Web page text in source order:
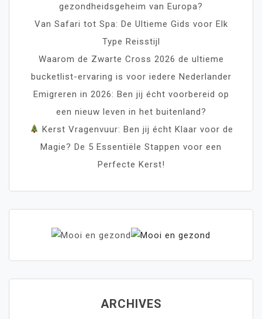
gezondheidsgeheim van Europa?
Van Safari tot Spa: De Ultieme Gids voor Elk
Type Reisstijl
Waarom de Zwarte Cross 2026 de ultieme
bucketlist-ervaring is voor iedere Nederlander
Emigreren in 2026: Ben jij écht voorbereid op
een nieuw leven in het buitenland?
Kerst Vragenvuur: Ben jij écht Klaar voor de
Magie? De 5 Essentiële Stappen voor een
Perfecte Kerst!
ARCHIVES